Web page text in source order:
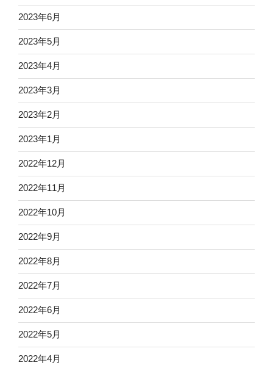
2023年6月
2023年5月
2023年4月
2023年3月
2023年2月
2023年1月
2022年12月
2022年11月
2022年10月
2022年9月
2022年8月
2022年7月
2022年6月
2022年5月
2022年4月